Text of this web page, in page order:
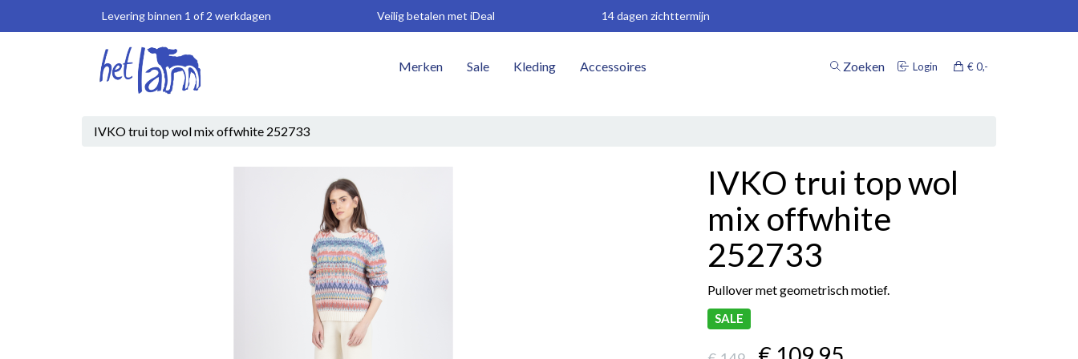
Levering binnen 1 of 2 werkdagen Veilig betalen met iDeal 14 dagen zichttermijn
Merken Sale Kleding Accessoires Zoeken Login € 0,-
Uw winkelwagen is leeg.
Vul hem met producten.
IVKO trui top wol mix offwhite 252733
IVKO trui top wol
mix offwhite
252733
Pullover met geometrisch motief.
SALE